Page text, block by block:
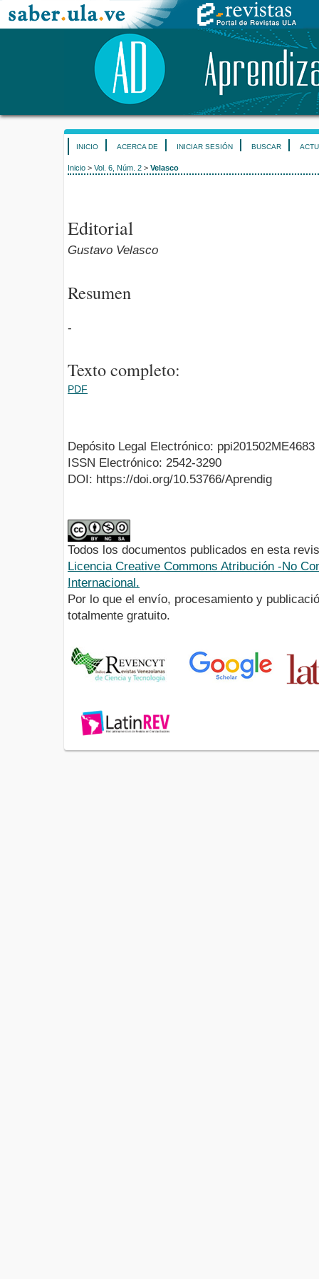
INICIO ACERCA DE INICIAR SESIÓN BUSCAR
Inicio > Vol. 6, Núm. 2 > Velasco
Editorial
Gustavo Velasco
Resumen
-
Texto completo:
PDF
Depósito Legal Electrónico: ppi201502ME4683
ISSN Electrónico: 2542-3290
DOI: https://doi.org/10.53766/Aprendig
Todos los documentos publicados en esta
Licencia Creative Commons Atribución -No
Internacional.
Por lo que el envío, procesamiento y
totalmente gratuito.